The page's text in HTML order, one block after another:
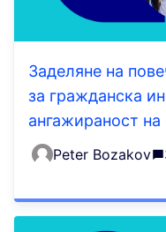
Заделяне на
за гражданска
ангажираност
Peter Bozakov